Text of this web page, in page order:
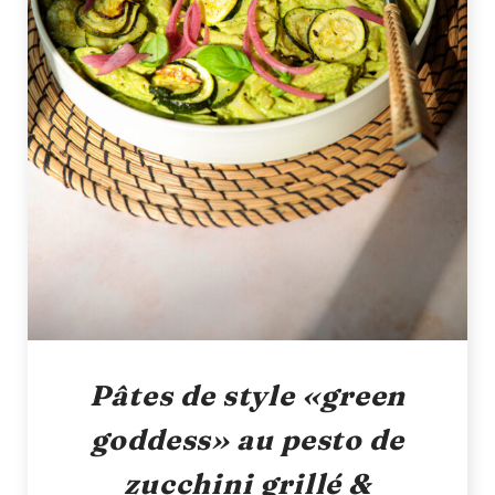
Pâtes de style «green
goddess» au pesto de
zucchini grillé &